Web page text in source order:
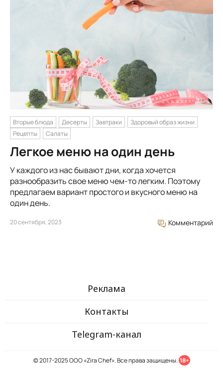
Вторые блюда Десерты Завтраки
Здоровый образ жизни
Рецепты
Салаты
Легкое меню на один день
У каждого из нас бывают дни, когда хочется
разнообразить свое меню чем-то легким. Поэтому
предлагаем вариант простого и вкусного меню на
один день.
20 сентября, 2023 Комментарий
Реклама
Контакты
Telegram-канал
© 2017-2025 ООО «Zira Chef». Все права защищены. 18+